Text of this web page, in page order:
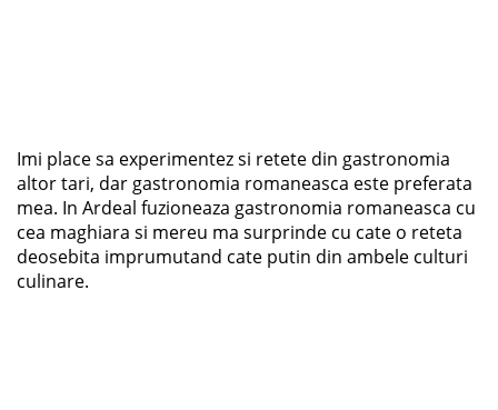
Imi place sa experimentez si retete din gastronomia
altor tari, dar gastronomia romaneasca este preferata
mea. In Ardeal fuzioneaza gastronomia romaneasca cu
cea maghiara si mereu ma surprinde cu cate o reteta
deosebita imprumutand cate putin din ambele culturi
culinare.